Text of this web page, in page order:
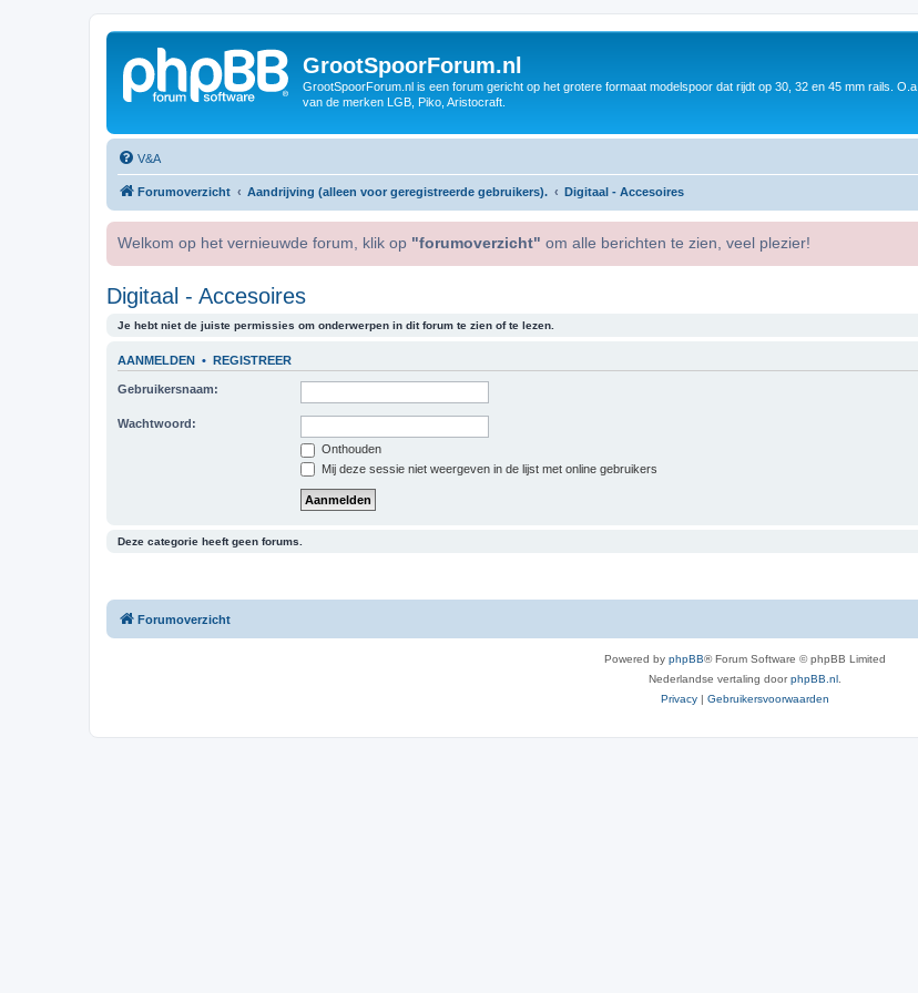
GrootSpoorForum.nl
GrootSpoorForum.nl is een forum gericht op het grotere formaat modelspoor dat rijdt op 30, 32 en 45 mm rails. O.a
van de merken LGB, Piko, Aristocraft.
V&A
Forumoverzicht Aandrijving (alleen voor geregistreerde gebruikers). Digitaal - Accesoires
Welkom op het vernieuwde forum, klik op "forumoverzicht" om alle berichten te zien, veel plezier!
Digitaal - Accesoires
Je hebt niet de juiste permissies om onderwerpen in dit forum te zien of te lezen.
AANMELDEN • REGISTREER
Gebruikersnaam:
Wachtwoord:
Onthouden
Mij deze sessie niet weergeven in de lijst met online gebruikers
Deze categorie heeft geen forums.
Forumoverzicht
Powered by phpBB® Forum Software © phpBB Limited
Nederlandse vertaling doorphpBB.nl.
Privacy | Gebruikersvoorwaarden